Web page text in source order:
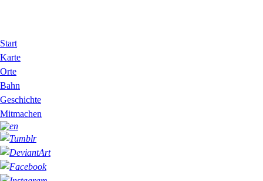
Start
Karte
Orte
Bahn
Geschichte
Mitmachen